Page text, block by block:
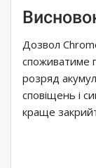
Дозвол
споживатиме
розряд
сповіщень і
краще